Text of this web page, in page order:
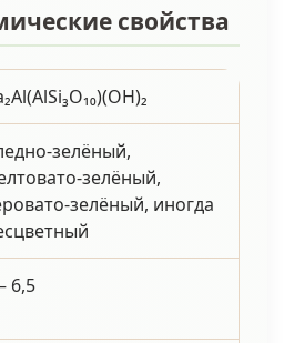
свойства
зелёный,
зелёный,
зелёный, иногда
6,5